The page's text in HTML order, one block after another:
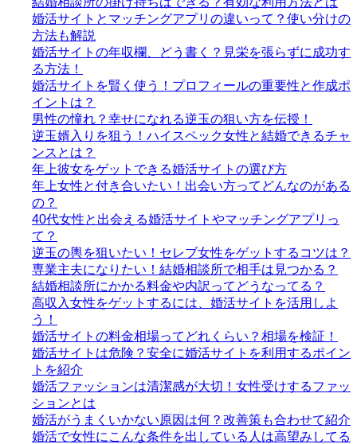
婚活サイトとマッチングアプリの違いって？使い分けの
方法も解説
婚活サイトの年収欄、どう書く？見栄を張らずに成功す
る方法！
婚活サイトを賢く使う！プロフィールの重要性と作成ポ
イントは？
男性の憧れ？幸せになれる逆玉の狙い方を伝授！
逆玉婿入りを狙う！ハイスペック女性と結婚できるチャ
ンスとは？
年上彼女をゲットできる婚活サイトの選び方
年上女性と付き合いたい！出会い方ってどんなのがある
の？
40代女性と出会える婚活サイトやマッチングアプリっ
て？
逆玉の輿を狙いたい！セレブ女性をゲットするコツは？
専業主夫になりたい！結婚相談所で相手は見つかる？
結婚相談所にかかる料金や内訳ってどうなってる？
高収入女性をゲットするには、婚活サイトを活用しよ
う！
婚活サイトの料金相場ってどれくらい？相場を検証！
婚活サイトは危険？安全に婚活サイトを利用するポイン
トを紹介
婚活ファッションは清潔感が大切！女性受けするファッ
ションとは
婚活がうまくいかない原因は何？改善策も合わせて紹介
婚活で女性にこんな条件を出している人は高望みしてる